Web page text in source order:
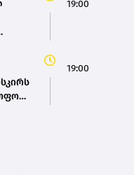
19:00
19:00